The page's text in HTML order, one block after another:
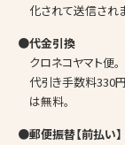
化されて送信され
●代金引換
クロネコヤマト便。
代引き手数料330
は無料。
●郵便振替【前払い】